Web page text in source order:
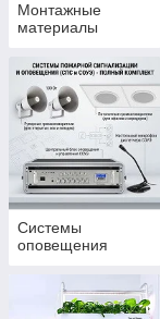
Монтажные
материалы
Системы
оповещения